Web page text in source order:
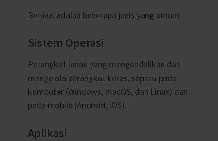
Berikut adalah beberapa jenis yang umum.
Sistem Operasi
Perangkat lunak yang mengendalikan dan
mengelola perangkat keras, seperti pada
komputer (Windows, macOS, dan Linux) dan
pada mobile (Android, iOS).
Aplikasi